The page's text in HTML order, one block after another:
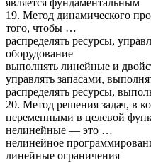
является фундаментальным
19. Метод динамического
того, чтобы …
распределять ресурсы,
оборудование
выполнять линейные и
управлять запасами,
распределять ресурсы,
20. Метод решения задач, в
переменными в целевой
нелинейные — это …
нелинейное
линейные ограничения